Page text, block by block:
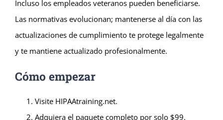
Incluso los empleados veteranos pueden beneficiarse.
Las normativas evolucionan; mantenerse al día con las
actualizaciones de cumplimiento te protege legalmente
y te mantiene actualizado profesionalmente.
Cómo empezar
Visite HIPAAtraining.net.
Adquiera el paquete completo por solo $99.